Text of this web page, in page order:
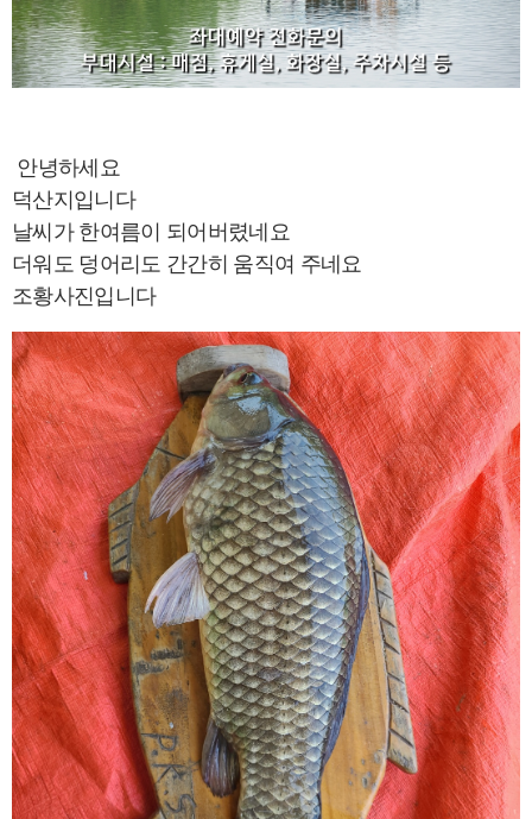
안녕하세요
덕산지입니다
날씨가 한여름이 되어버렸네요
더워도 덩어리도 간간히 움직여 주네요
조황사진입니다